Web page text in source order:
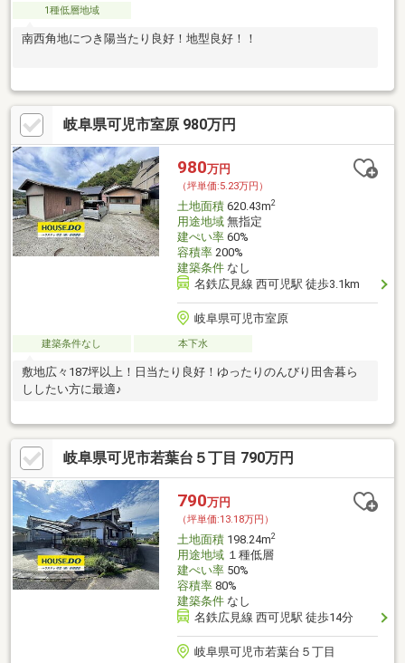
1種低層地域
南西角地につき陽当たり良好！地型良好！！
岐阜県可児市室原 980万円
980万円
（坪単価:5.23万円）
土地面積620.43m2
用途地域無指定
建ぺい率60%
容積率200%
建築条件なし
名鉄広見線 西可児駅 徒歩3.1km
岐阜県可児市室原
建築条件なし 本下水
敷地広々187坪以上！日当たり良好！ゆったりのんびり田舎暮ら
ししたい方に最適♪
岐阜県可児市若葉台５丁目 790万円
790万円
（坪単価:13.18万円）
土地面積198.24m2
用途地域１種低層
建ぺい率50%
容積率80%
建築条件なし
名鉄広見線 西可児駅 徒歩14分
岐阜県可児市若葉台５丁目